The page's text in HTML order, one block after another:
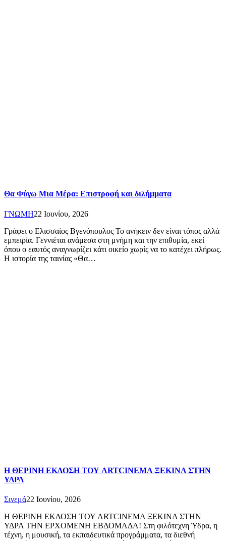
Θα Φύγω Μια Μέρα: Επιστροφή και διλήμματα
ΓΝΩΜΗ22 Ιουνίου, 2026
Γράφει ο Ελισσαίος Βγενόπουλος Το ανήκειν δεν είναι τόπος αλλά
εμπειρία. Γεννιέται ανάμεσα στη μνήμη και την επιθυμία, εκεί
όπου ο εαυτός αναγνωρίζει κάτι οικείο χωρίς να το κατέχει πλήρως.
Η ιστορία της ταινίας «Θα…
Η ΘΕΡΙΝΗ ΕΚΔΟΣΗ ΤΟΥ ARTCINEMA ΞΕΚΙΝΑ ΣΤΗΝ
ΥΔΡΑ
Σινεμά22 Ιουνίου, 2026
Η ΘΕΡΙΝΗ ΕΚΔΟΣΗ ΤΟΥ ARTCINEMA ΞΕΚΙΝΑ ΣΤΗΝ
ΥΔΡΑ ΤΗΝ ΕΡΧΟΜΕΝΗ ΕΒΔΟΜΑΔΑ! Στη φιλότεχνη Ύδρα, η
τέχνη, η μουσική, τα εκπαιδευτικά προγράμματα, τα διεθνή